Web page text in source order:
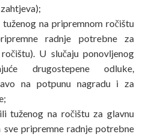
na pripremnom ročištu
radnje potrebne za
U slučaju ponovljenog
drugostepene odluke,
na potpunu nagradu i za
na ročištu za glavnu
pripremne radnje potrebne